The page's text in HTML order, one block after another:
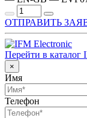
ОТПРАВИТЬ
Перейти в каталог
×
Имя
Телефон